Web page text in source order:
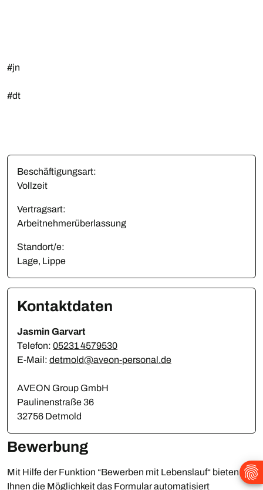
#jn
#dt
Beschäftigungsart:
Vollzeit
Vertragsart:
Arbeitnehmerüberlassung
Standort/e:
Lage, Lippe
Kontaktdaten
Jasmin Garvart
Telefon: 05231 4579530
E-Mail: detmold@aveon-personal.de
AVEON Group GmbH
Paulinenstraße 36
32756 Detmold
Bewerbung
Mit Hilfe der Funktion “Bewerben mit Lebenslauf“ bieten wir
Ihnen die Möglichkeit das Formular automatisiert